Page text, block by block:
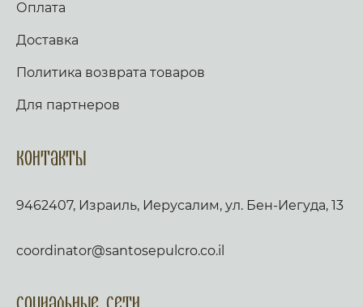
Оплата
Доставка
Политика возврата товаров
Для партнеров
Контакты
9462407, Израиль, Иерусалим, ул. Бен-Иегуда, 13
coordinator@santosepulcro.co.il